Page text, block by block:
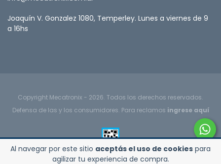
Al navegar por este sitio aceptás el uso de cookies para
agilizar tu experiencia de compra.
Joaquín V. Gonzalez 1080, Temperley. Lunes a viernes de 9
a 16hs
Copyright Mecatronix - 2026. Todos los derechos reservados.
Defensa de las y los consumidores. Para reclamos ingrese aquí